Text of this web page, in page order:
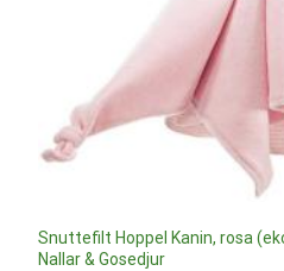
Snuttefilt Hoppel Kanin, rosa
Nallar & Gosedjur